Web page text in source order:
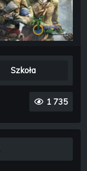
Szkoła
1 735